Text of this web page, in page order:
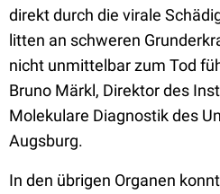
direkt durch die virale
litten an schweren
nicht unmittelbar zum Tod
Bruno Märkl, Direktor des
Molekulare Diagnostik des
Augsburg.
In den übrigen Organen